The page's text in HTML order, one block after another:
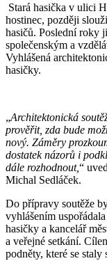
Stará hasička v ulici
hostinec, později
hasičů. Poslední roky
společenským a
Vyhlášená
hasičky.
„Architektonická
prověřit, zda bude
nový. Záměry
dostatek názorů i
dále rozhodnout,“
Michal Sedláček.
Do přípravy soutěže
vyhlášením
hasičky a kancelář
a veřejné setkání.
podněty, které se staly